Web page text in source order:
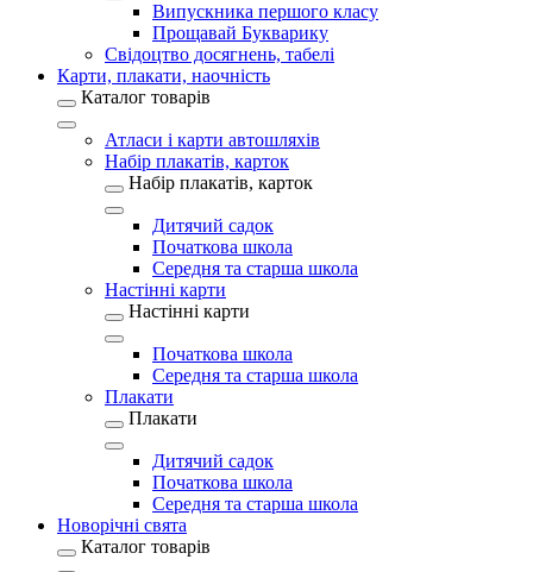
Випускника першого класу
Прощавай Букварику
Свідоцтво досягнень, табелі
Карти, плакати, наочність
Каталог товарів
Атласи і карти автошляхів
Набір плакатів, карток
Набір плакатів, карток
Дитячий садок
Початкова школа
Середня та старша школа
Настінні карти
Настінні карти
Початкова школа
Середня та старша школа
Плакати
Плакати
Дитячий садок
Початкова школа
Середня та старша школа
Новорічні свята
Каталог товарів